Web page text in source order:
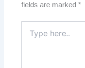
fields are marked*
here..